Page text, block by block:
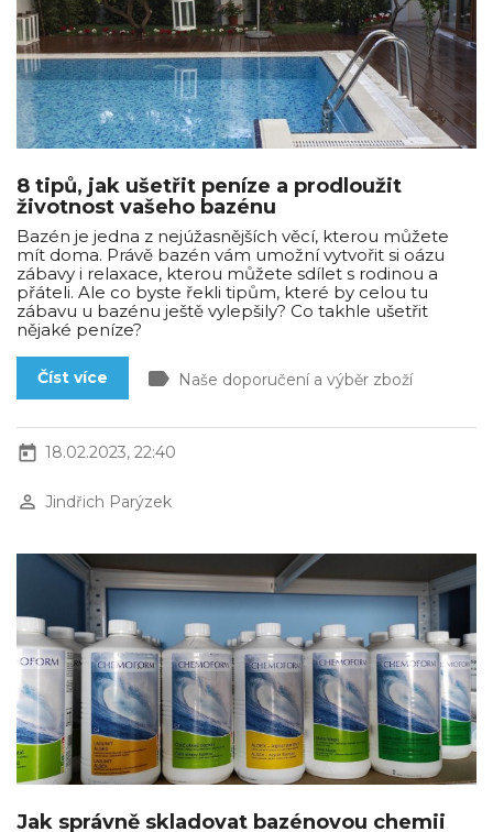
8 tipů, jak ušetřit peníze a prodloužit
životnost vašeho bazénu
Bazén je jedna z nejúžasnějších věcí, kterou můžete
mít doma. Právě bazén vám umožní vytvořit si oázu
zábavy i relaxace, kterou můžete sdílet s rodinou a
přáteli. Ale co byste řekli tipům, které by celou tu
zábavu u bazénu ještě vylepšily? Co takhle ušetřit
nějaké peníze?
Číst více label Naše doporučení a výběr zboží
today 18.02.2023, 22:40
perm_identity Jindřich Parýzek
Jak správně skladovat bazénovou chemii